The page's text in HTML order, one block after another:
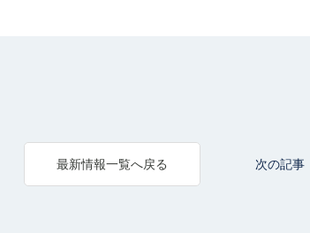
最新情報一覧へ戻る 次の記事